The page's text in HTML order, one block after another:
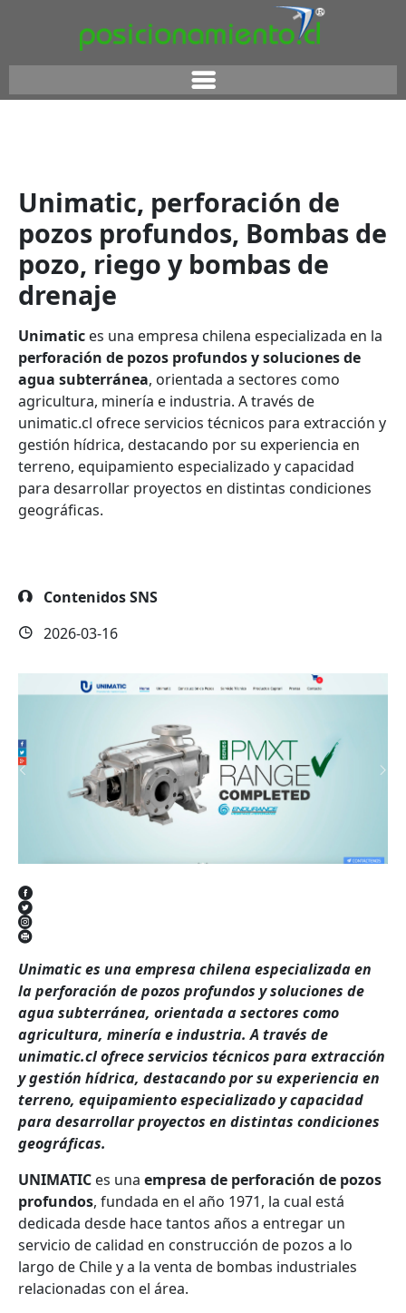
Unimatic, perforación de
pozos profundos, Bombas de
pozo, riego y bombas de
drenaje
Unimatic es una empresa chilena especializada en la
perforación de pozos profundos y soluciones de
agua subterránea, orientada a sectores como
agricultura, minería e industria. A través de
unimatic.cl ofrece servicios técnicos para extracción y
gestión hídrica, destacando por su experiencia en
terreno, equipamiento especializado y capacidad
para desarrollar proyectos en distintas condiciones
geográficas.
Contenidos SNS
2026-03-16
Unimatic es una empresa chilena especializada en
la perforación de pozos profundos y soluciones de
agua subterránea, orientada a sectores como
agricultura, minería e industria. A través de
unimatic.cl ofrece servicios técnicos para extracción
y gestión hídrica, destacando por su experiencia en
terreno, equipamiento especializado y capacidad
para desarrollar proyectos en distintas condiciones
geográficas.
UNIMATIC es una empresa de perforación de pozos
profundos, fundada en el año 1971, la cual está
dedicada desde hace tantos años a entregar un
servicio de calidad en construcción de pozos a lo
largo de Chile y a la venta de bombas industriales
relacionadas con el área.